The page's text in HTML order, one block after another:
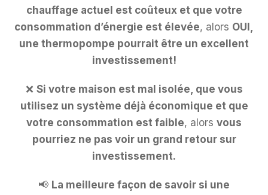
chauffage actuel est coûteux et que votre
consommation d’énergie est élevée, alors OUI,
une thermopompe pourrait être un excellent
investissement!
❌ Si votre maison est mal isolée, que vous
utilisez un système déjà économique et que
votre consommation est faible, alors vous
pourriez ne pas voir un grand retour sur
investissement.
📢 La meilleure façon de savoir si une